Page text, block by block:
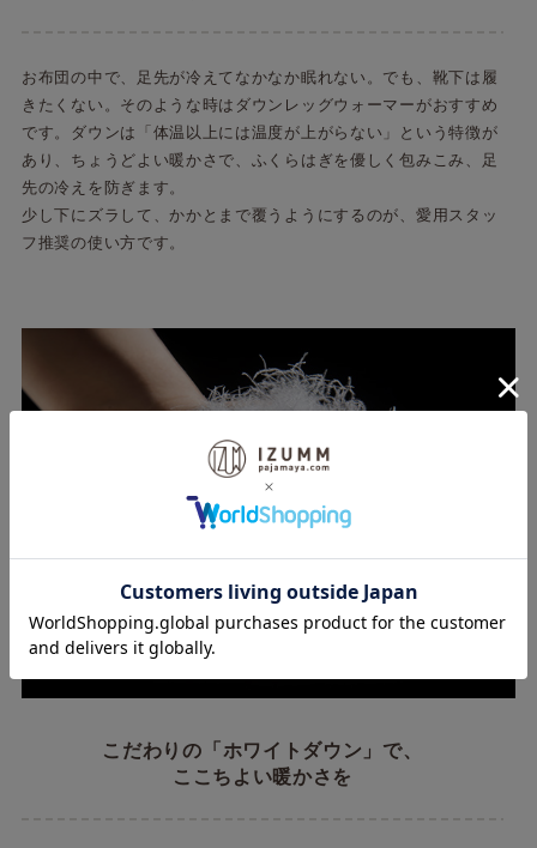
お布団の中で、足先が冷えてなかなか眠れない。でも、靴下は履
きたくない。そのような時はダウンレッグウォーマーがおすすめ
です。ダウンは「体温以上には温度が上がらない」という特徴が
あり、ちょうどよい暖かさで、ふくらはぎを優しく包みこみ、足
先の冷えを防ぎます。
少し下にズラして、かかとまで覆うようにするのが、愛用スタッ
フ推奨の使い方です。
こだわりの「ホワイトダウン」で、
ここちよい暖かさを